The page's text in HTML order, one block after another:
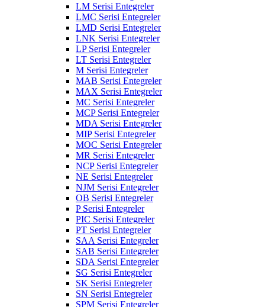
LM Serisi Entegreler
LMC Serisi Entegreler
LMD Serisi Entegreler
LNK Serisi Entegreler
LP Serisi Entegreler
LT Serisi Entegreler
M Serisi Entegreler
MAB Serisi Entegreler
MAX Serisi Entegreler
MC Serisi Entegreler
MCP Serisi Entegreler
MDA Serisi Entegreler
MIP Serisi Entegreler
MOC Serisi Entegreler
MR Serisi Entegreler
NCP Serisi Entegreler
NE Serisi Entegreler
NJM Serisi Entegreler
OB Serisi Entegreler
P Serisi Entegreler
PIC Serisi Entegreler
PT Serisi Entegreler
SAA Serisi Entegreler
SAB Serisi Entegreler
SDA Serisi Entegreler
SG Serisi Entegreler
SK Serisi Entegreler
SN Serisi Entegreler
SPM Serisi Entegreler